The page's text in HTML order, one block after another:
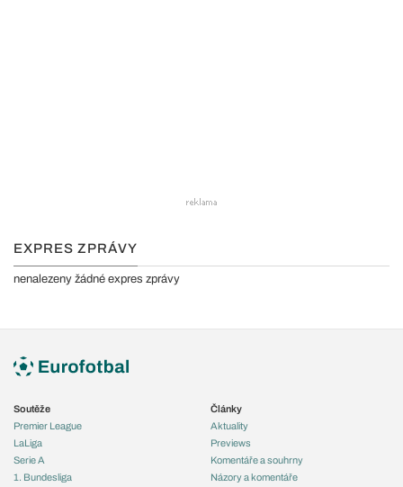
EXPRES ZPRÁVY
nenalezeny žádné expres zprávy
Soutěže
Premier League
LaLiga
Serie A
1. Bundesliga
Články
Aktuality
Previews
Komentáře a souhrny
Názory a komentáře